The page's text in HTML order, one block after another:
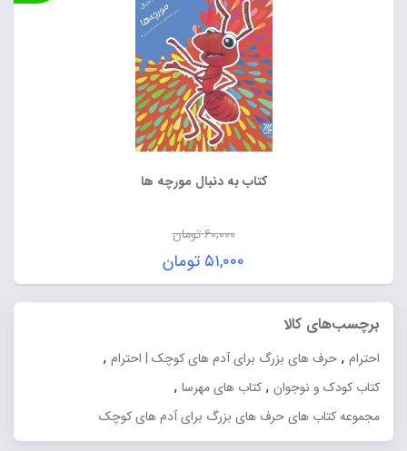
کتاب به دنبال مورچه ها
۶۰,۰۰۰تومان
قیمت
اصلی:
۶۰,۰۰۰ تومان
۵۱,۰۰۰ تومان
قیمت
فعلی:
برچسب‌های کالا
احترام , حرف های بزرگ برای آدم های کوچک | احترام ,
کتاب کودک و نوجوان , کتاب های مهرسا ,
مجموعه کتاب های حرف های بزرگ برای آدم های کوچک